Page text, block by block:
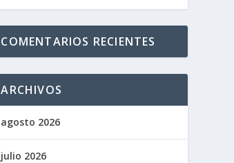
COMENTARIOS RECIENTES
ARCHIVOS
agosto 2026
julio 2026